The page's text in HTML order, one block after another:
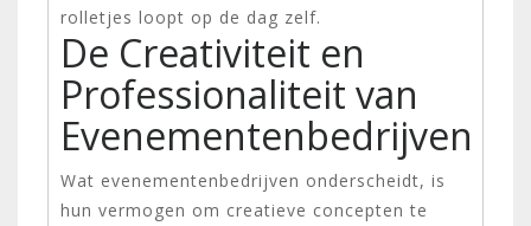
rolletjes loopt op de dag zelf.
De Creativiteit en
Professionaliteit van
Evenementenbedrijven
Wat evenementenbedrijven onderscheidt, is
hun vermogen om creatieve concepten te